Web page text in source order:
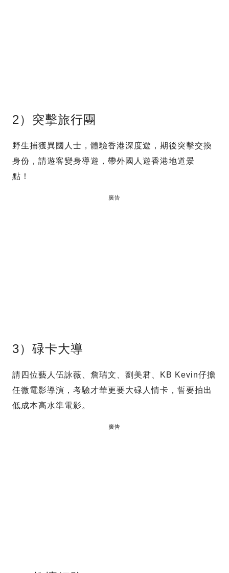
2）突擊旅行團
野生捕獲異國人士，體驗香港深度遊，期後突擊交換
身份，請遊客變身導遊，帶外國人遊香港地道景
點！
廣告
3）碌卡大導
請四位藝人伍詠薇、詹瑞文、劉美君、KB Kevin仔擔
任微電影導演，考驗才華更要大碌人情卡，誓要拍出
低成本高水準電影。
廣告